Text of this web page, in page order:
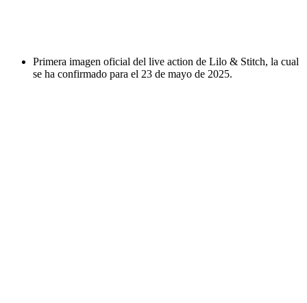
Primera imagen oficial del live action de Lilo & Stitch, la cual
se ha confirmado para el 23 de mayo de 2025.